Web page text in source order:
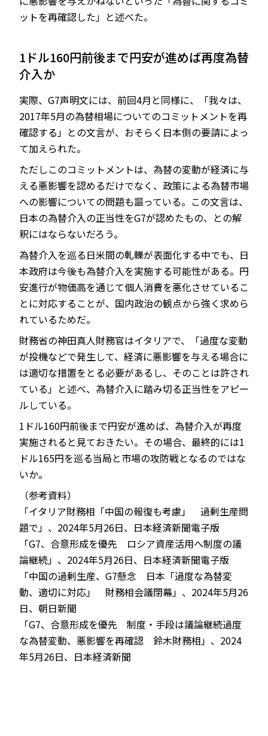
ットを再確認した」と述べた。
1ドル160円前後まで円安が進めば再度為替
介入か
実際、G7声明文には、前回4月と同様に、「我々は、
2017年5月の為替相場についてのコミットメントを再
確認する」との文言が、おそらく日本側の要請によっ
て加えられた。
ただしこのコミットメントは、為替の変動が経済に与
える悪影響を認めるだけでなく、政策による為替市場
への影響についての問題も謳っている。この文言は、
日本の為替介入の正当性をG7が認めたもの、との解
釈にはならないだろう。
為替介入を巡る日米間の軋轢が表面化する中でも、日
本政府は今後も為替介入を実施する可能性がある。円
安進行が物価高を通じて個人消費を悪化させているこ
とに対応することが、国内政治の観点から強く求めら
れているためだ。
財務省の神田真人財務官はイタリアで、「過度な変動
が投機などで発生して、経済に悪影響を与える場合に
は適切な措置をとる必要があるし、そのことは許され
ている」と述べ、為替介入に踏み切る正当性をアピー
ルしている。
1ドル160円前後まで円安が進めば、為替介入が再度
実施されると見ておきたい。その場合、最終的には1
ドル165円を巡る当局と市場の攻防戦となるのではな
いか。
（参考資料）
「イタリア財務相「中国の報復も考慮」 過剰生産問
題で」、2024年5月26日、日本経済新聞電子版
「G7、合意形成を優先 ロシア資産活用へ制度の議
論継続」、2024年5月26日、日本経済新聞電子版
「中国の過剰生産、G7懸念 日本「過度な為替変
動、適切に対応」 財務相会議閉幕」、2024年5月26
日、朝日新聞
「G7、合意形成を優先 制度・手段は議論継続――過度
な為替変動、悪影響を再確認 鈴木財務相」、2024
年5月26日、日本経済新聞